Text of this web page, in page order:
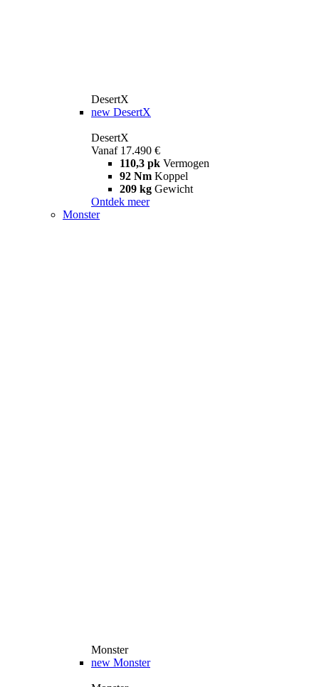
DesertX
new DesertX
DesertX
Vanaf 17.490 €
110,3 pk Vermogen
92 Nm Koppel
209 kg Gewicht
Ontdek meer
Monster
Monster
new Monster